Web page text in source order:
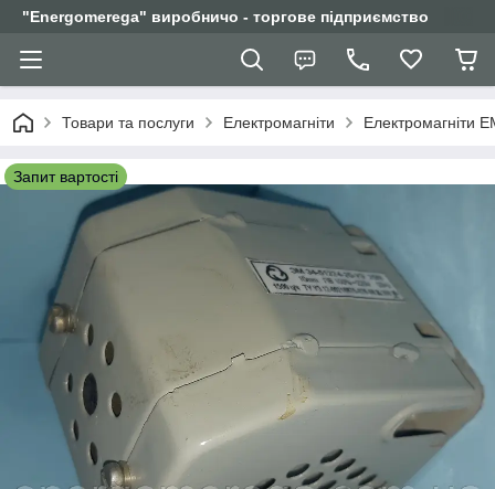
"Еnergomerega" виробничо - торгове підприємство
Товари та послуги Електромагніти Електромагніти
Запит вартості